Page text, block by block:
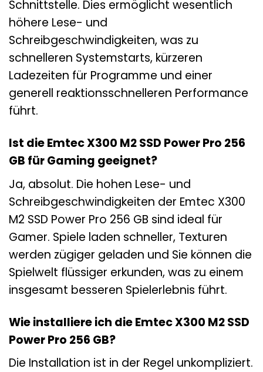
Schnittstelle. Dies ermöglicht wesentlich
höhere Lese- und
Schreibgeschwindigkeiten, was zu
schnelleren Systemstarts, kürzeren
Ladezeiten für Programme und einer
generell reaktionsschnelleren Performance
führt.
Ist die Emtec X300 M2 SSD Power Pro 256
GB für Gaming geeignet?
Ja, absolut. Die hohen Lese- und
Schreibgeschwindigkeiten der Emtec X300
M2 SSD Power Pro 256 GB sind ideal für
Gamer. Spiele laden schneller, Texturen
werden zügiger geladen und Sie können die
Spielwelt flüssiger erkunden, was zu einem
insgesamt besseren Spielerlebnis führt.
Wie installiere ich die Emtec X300 M2 SSD
Power Pro 256 GB?
Die Installation ist in der Regel unkompliziert.